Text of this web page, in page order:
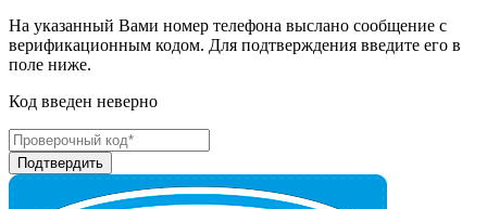
На указанный Вами номер телефона выслано сообщение с
верификационным кодом. Для подтверждения введите его в
поле ниже.
Код введен неверно